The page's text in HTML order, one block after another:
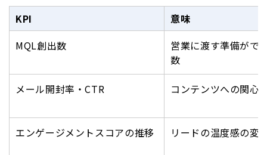
KPI
意味
MQL創出数
営業に渡す準備がで
数
メール開封率・CTR コンテンツへの関心
エンゲージメントスコアの推移 リードの温度感の変